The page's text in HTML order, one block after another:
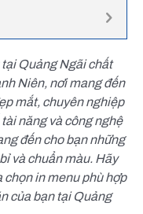
Quảng Ngãi chất
Niên, nơi mang đến
mắt, chuyên nghiệp
năng và công nghệ
đến cho bạn những
và chuẩn màu. Hãy
chọn in menu phù hợp
của bạn tại Quảng